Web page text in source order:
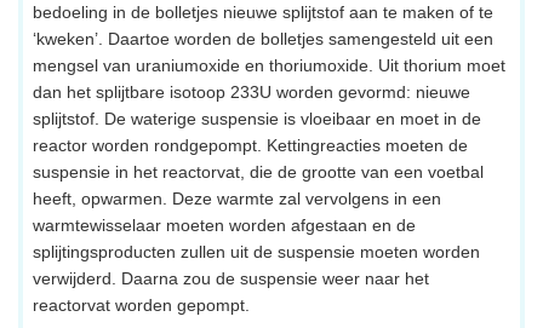
bedoeling in de bolletjes nieuwe splijtstof aan te maken of te
‘kweken’. Daartoe worden de bolletjes samengesteld uit een
mengsel van uraniumoxide en thoriumoxide. Uit thorium moet
dan het splijtbare isotoop 233U worden gevormd: nieuwe
splijtstof. De waterige suspensie is vloeibaar en moet in de
reactor worden rondgepompt. Kettingreacties moeten de
suspensie in het reactorvat, die de grootte van een voetbal
heeft, opwarmen. Deze warmte zal vervolgens in een
warmtewisselaar moeten worden afgestaan en de
splijtingsproducten zullen uit de suspensie moeten worden
verwijderd. Daarna zou de suspensie weer naar het
reactorvat worden gepompt.